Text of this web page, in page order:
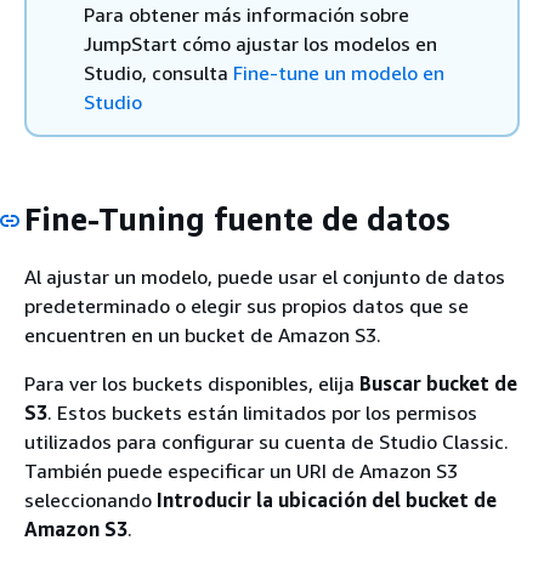
Para obtener más información sobre
JumpStart cómo ajustar los modelos en
Studio, consulta Fine-tune un modelo en
Studio
Fine-Tuning fuente de datos
Al ajustar un modelo, puede usar el conjunto de datos
predeterminado o elegir sus propios datos que se
encuentren en un bucket de Amazon S3.
Para ver los buckets disponibles, elija Buscar bucket de
S3. Estos buckets están limitados por los permisos
utilizados para configurar su cuenta de Studio Classic.
También puede especificar un URI de Amazon S3
seleccionando Introducir la ubicación del bucket de
Amazon S3.